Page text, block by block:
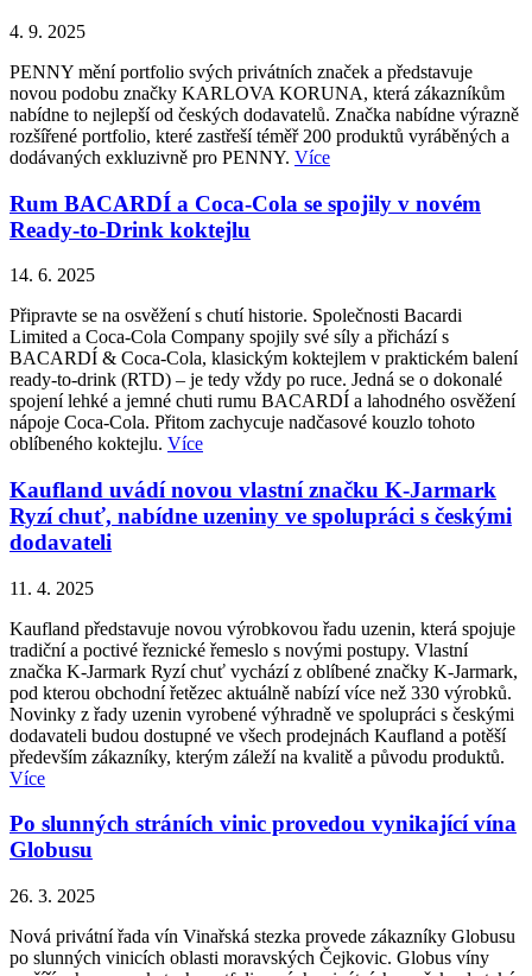
4. 9. 2025
PENNY mění portfolio svých privátních značek a představuje
novou podobu značky KARLOVA KORUNA, která zákazníkům
nabídne to nejlepší od českých dodavatelů. Značka nabídne výrazně
rozšířené portfolio, které zastřeší téměř 200 produktů vyráběných a
dodávaných exkluzivně pro PENNY. Více
Rum BACARDÍ a Coca-Cola se spojily v novém
Ready-to-Drink koktejlu
14. 6. 2025
Připravte se na osvěžení s chutí historie. Společnosti Bacardi
Limited a Coca-Cola Company spojily své síly a přichází s
BACARDÍ & Coca-Cola, klasickým koktejlem v praktickém balení
ready-to-drink (RTD) – je tedy vždy po ruce. Jedná se o dokonalé
spojení lehké a jemné chuti rumu BACARDÍ a lahodného osvěžení
nápoje Coca-Cola. Přitom zachycuje nadčasové kouzlo tohoto
oblíbeného koktejlu. Více
Kaufland uvádí novou vlastní značku K-Jarmark
Ryzí chuť, nabídne uzeniny ve spolupráci s českými
dodavateli
11. 4. 2025
Kaufland představuje novou výrobkovou řadu uzenin, která spojuje
tradiční a poctivé řeznické řemeslo s novými postupy. Vlastní
značka K-Jarmark Ryzí chuť vychází z oblíbené značky K-Jarmark,
pod kterou obchodní řetězec aktuálně nabízí více než 330 výrobků.
Novinky z řady uzenin vyrobené výhradně ve spolupráci s českými
dodavateli budou dostupné ve všech prodejnách Kaufland a potěší
především zákazníky, kterým záleží na kvalitě a původu produktů.
Více
Po slunných stráních vinic provedou vynikající vína
Globusu
26. 3. 2025
Nová privátní řada vín Vinařská stezka provede zákazníky Globusu
po slunných vinicích oblasti moravských Čejkovic. Globus víny